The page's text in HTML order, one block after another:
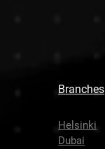
Branches
Helsinki
Dubai